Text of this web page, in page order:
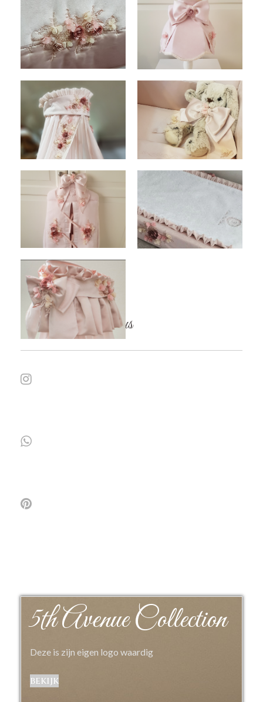
Follow / Share us
5th Avenue Collection
Deze is zijn eigen logo waardig
bekijk